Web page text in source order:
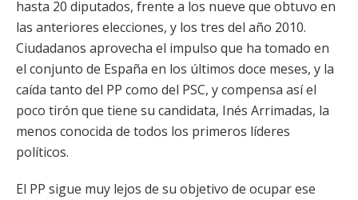
hasta 20 diputados, frente a los nueve que obtuvo en
las anteriores elecciones, y los tres del año 2010.
Ciudadanos aprovecha el impulso que ha tomado en
el conjunto de España en los últimos doce meses, y la
caída tanto del PP como del PSC, y compensa así el
poco tirón que tiene su candidata, Inés Arrimadas, la
menos conocida de todos los primeros líderes
políticos.
El PP sigue muy lejos de su objetivo de ocupar ese